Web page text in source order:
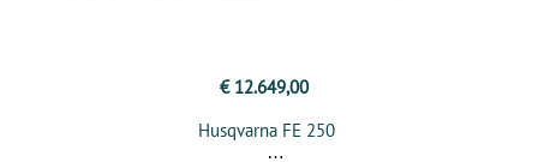
€ 12.649,00
Husqvarna FE 250